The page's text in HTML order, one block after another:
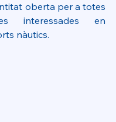
oberta per a totes
interessades en
nàutics.